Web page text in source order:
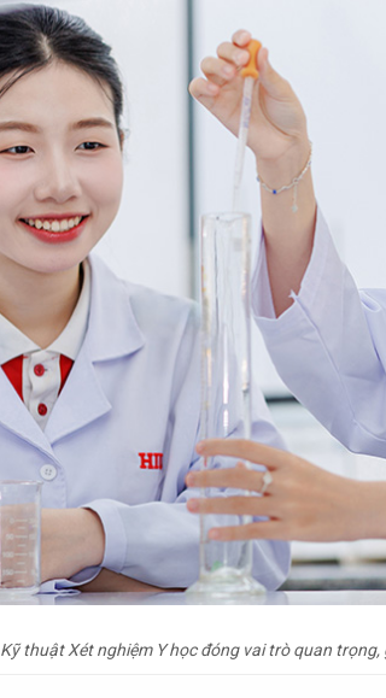
Kỹ thuật Xét nghiệm Y học đóng vai trò quan